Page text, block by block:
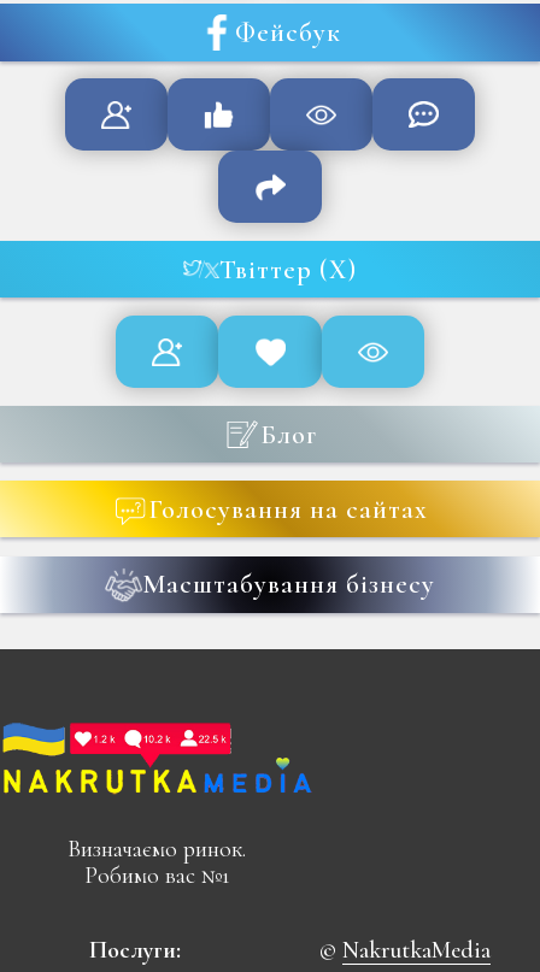
Фейсбук
Твіттер (X)
Блог
Голосування на сайтах
Масштабування бізнесу
Визначаємо ринок.
Робимо вас №1
Послуги:
© NakrutkaMedia